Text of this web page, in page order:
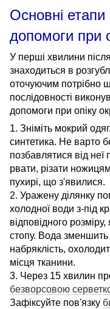
Основні етапи
допомоги при
У перші хвилини
знаходиться в
оточуючим потрібно
послідовності
допомоги при опіку
1. Зніміть мокрий
синтетика. Не варто
позбавлятися від
рвати, різати
пухирі, що з'явилися.
2. Уражену ділянку
холодної води з-під
відповідного
стопу. Вода зменшить
набряклість,
місця тканини.
3. Через 15 хвилин
безворсовою
Зафіксуйте пов'язку